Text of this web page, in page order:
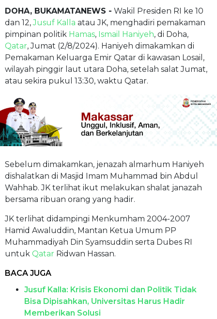
DOHA, BUKAMATANEWS - Wakil Presiden RI ke 10
dan 12,Jusuf Kalla atau JK, menghadiri pemakaman
pimpinan politik Hamas, Ismail Haniyeh, di Doha,
Qatar, Jumat (2/8/2024). Haniyeh dimakamkan di
Pemakaman Keluarga Emir Qatar di kawasan Losail,
wilayah pinggir laut utara Doha, setelah salat Jumat,
atau sekira pukul 13:30, waktu Qatar.
Sebelum dimakamkan, jenazah almarhum Haniyeh
dishalatkan di Masjid Imam Muhammad bin Abdul
Wahhab. JK terlihat ikut melakukan shalat janazah
bersama ribuan orang yang hadir.
JK terlihat didampingi Menkumham 2004-2007
Hamid Awaluddin, Mantan Ketua Umum PP
Muhammadiyah Din Syamsuddin serta Dubes RI
untuk Qatar Ridwan Hassan.
BACA JUGA
Jusuf Kalla: Krisis Ekonomi dan Politik Tidak
Bisa Dipisahkan, Universitas Harus Hadir
Memberikan Solusi